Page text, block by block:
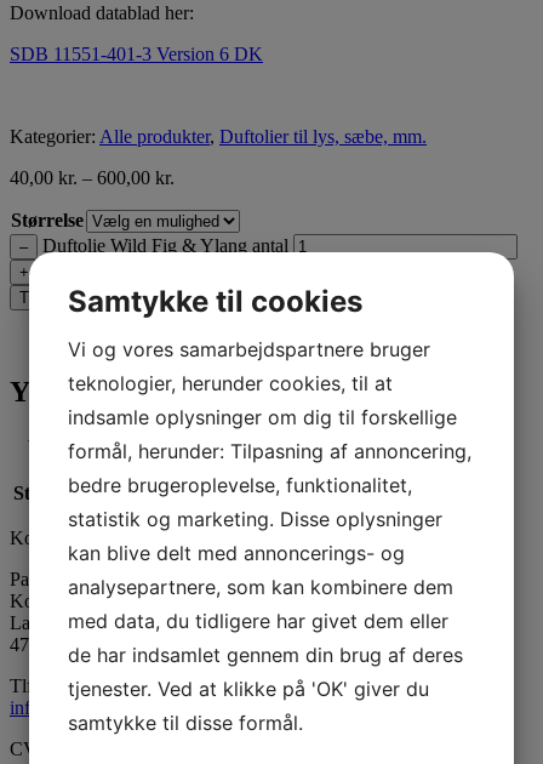
Download datablad her:
SDB 11551-401-3 Version 6 DK
Kategorier: Alle produkter, Duftolier til lys, sæbe, mm.
40,00 kr. – 600,00 kr.
Størrelse
– Duftolie Wild Fig & Ylang antal
+
Tilføj til kurv
Yderligere information
Yderligere information
Vægt N/A
Størrelse 10 ml, 100 ml, 1000 ml, 500 ml
Kontaktinformation
Paraffinhuset A/S
Kontor: Orevej 211
Lager: Tandhjulet 5
4760 Vordingborg
Tlf:
55 34 05 05
info@paraffinhuset.dk
CVR: 37290505
Samtykke til cookies
Vi og vores samarbejdspartnere bruger
teknologier, herunder cookies, til at
indsamle oplysninger om dig til forskellige
formål, herunder: Tilpasning af annoncering,
bedre brugeroplevelse, funktionalitet,
statistik og marketing. Disse oplysninger
kan blive delt med annoncerings- og
analysepartnere, som kan kombinere dem
med data, du tidligere har givet dem eller
de har indsamlet gennem din brug af deres
tjenester. Ved at klikke på 'OK' giver du
samtykke til disse formål.